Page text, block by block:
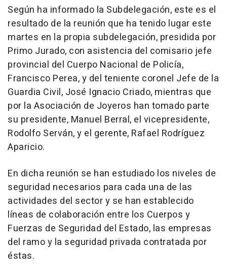
Según ha informado la Subdelegación, este es el
resultado de la reunión que ha tenido lugar este
martes en la propia subdelegación, presidida por
Primo Jurado, con asistencia del comisario jefe
provincial del Cuerpo Nacional de Policía,
Francisco Perea, y del teniente coronel Jefe de la
Guardia Civil, José Ignacio Criado, mientras que
por la Asociación de Joyeros han tomado parte
su presidente, Manuel Berral, el vicepresidente,
Rodolfo Serván, y el gerente, Rafael Rodríguez
Aparicio.
En dicha reunión se han estudiado los niveles de
seguridad necesarios para cada una de las
actividades del sector y se han establecido
líneas de colaboración entre los Cuerpos y
Fuerzas de Seguridad del Estado, las empresas
del ramo y la seguridad privada contratada por
éstas.